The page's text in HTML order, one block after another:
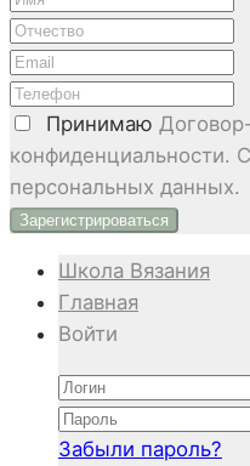
Принимаю
конфиденциальности.
персональных данных.
Школа Вязания
Главная
Войти
Забыли пароль?